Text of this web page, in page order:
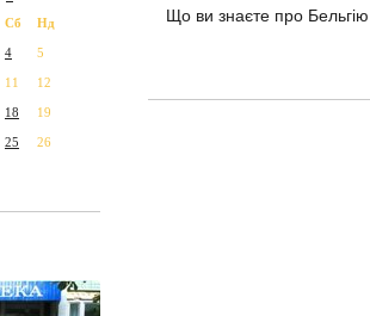
Сб Нд
4 5
11 12
18 19
25 26
Що ви знаєте про Бельгію